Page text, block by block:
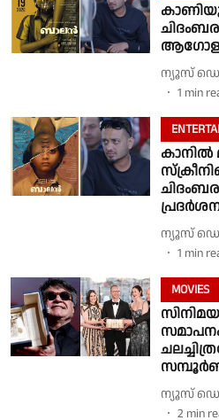
ആഗോള
ന്യൂസ്
1 min
കാനിൽ
ന്യൂസ്
1 min
MOVIES
സമ്പൂർണ
ന്യൂസ്
2 min